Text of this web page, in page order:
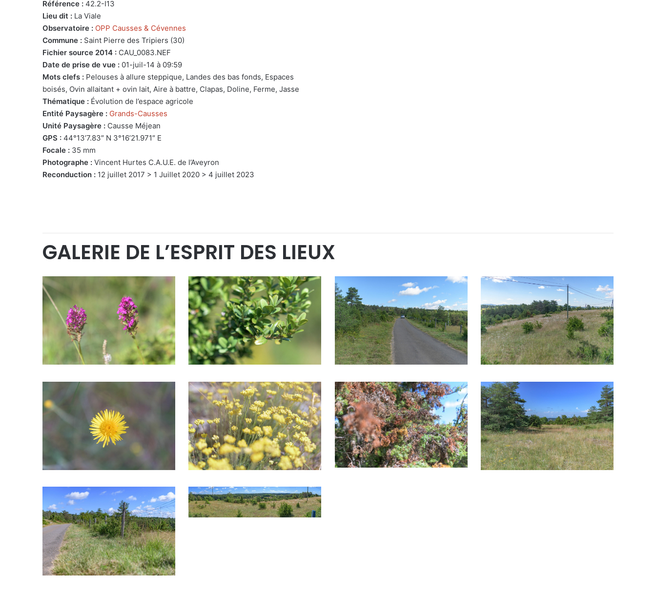
Référence : 42.2-I13
Lieu dit : La Viale
Observatoire : OPP Causses & Cévennes
Commune : Saint Pierre des Tripiers (30)
Fichier source 2014 : CAU_0083.NEF
Date de prise de vue : 01-juil-14 à 09:59
Mots clefs : Pelouses à allure steppique, Landes des bas fonds, Espaces
boisés, Ovin allaitant + ovin lait, Aire à battre, Clapas, Doline, Ferme, Jasse
Thématique : Évolution de l’espace agricole
Entité Paysagère : Grands-Causses
Unité Paysagère : Causse Méjean
GPS : 44°13’7.83″ N 3°16’21.971″ E
Focale : 35 mm
Photographe : Vincent Hurtes C.A.U.E. de l’Aveyron
Reconduction : 12 juillet 2017 > 1 Juillet 2020 > 4 juillet 2023
GALERIE DE L’ESPRIT DES LIEUX